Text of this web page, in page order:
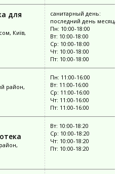
для
Київ,
санитарный день:
последний день месяца
Пн: 10:00-18:00
Вт: 10:00-18:00
Ср: 10:00-18:00
Чт: 10:00-18:00
Пт: 10:00-18:00
район,
Пн: 11:00-16:00
Вт: 11:00-16:00
Ср: 11:00-16:00
Чт: 11:00-16:00
Пт: 11:00-16:00
Вт: 10:00-18:20
Ср: 10:00-18:20
Чт: 10:00-18:20
Пт: 10:00-18:20